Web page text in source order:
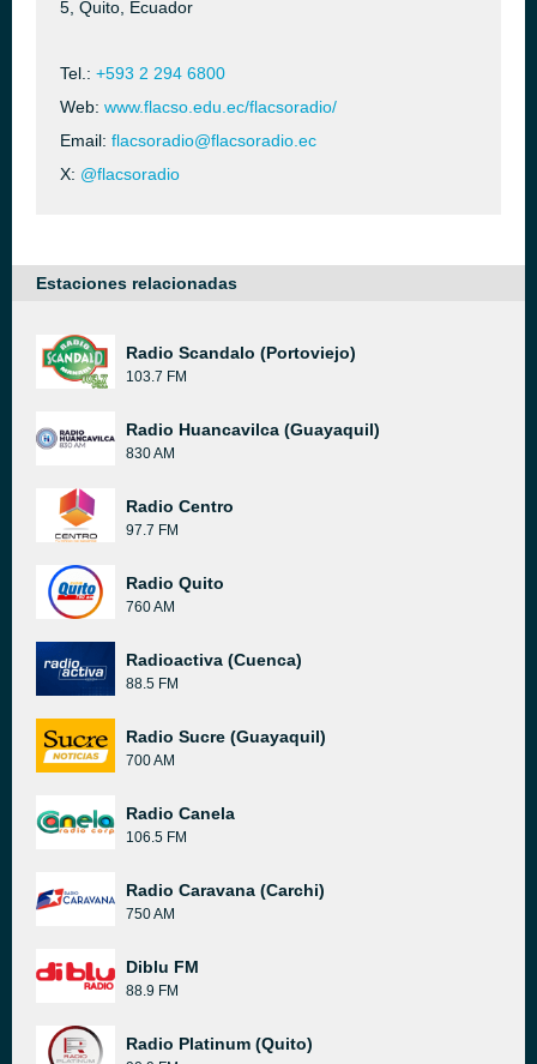
5, Quito, Ecuador
Tel.: +593 2 294 6800
Web: www.flacso.edu.ec/flacsoradio/
Email: flacsoradio@flacsoradio.ec
X: @flacsoradio
Estaciones relacionadas
Radio Scandalo (Portoviejo)
103.7 FM
Radio Huancavilca (Guayaquil)
830 AM
Radio Centro
97.7 FM
Radio Quito
760 AM
Radioactiva (Cuenca)
88.5 FM
Radio Sucre (Guayaquil)
700 AM
Radio Canela
106.5 FM
Radio Caravana (Carchi)
750 AM
Diblu FM
88.9 FM
Radio Platinum (Quito)